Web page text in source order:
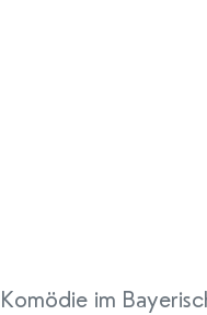
Komödie im